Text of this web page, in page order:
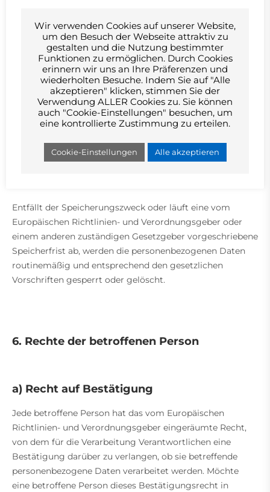
5. Routinemäßige Löschung und Sperrung
von personenbezogenen Daten
Der für die Verarbeitung Verantwortliche verarbeitet und
speichert personenbezogene Daten der betroffenen
Person nur für den Zeitraum, der zur Erreichung des
Speicherungszwecks erforderlich ist oder sofern dies
durch den Europäischen Richtlinien- und
Verordnungsgeber oder einen anderen Gesetzgeber in
Gesetzen oder Vorschriften, welchen der für die
Entfällt der Speicherungszweck oder läuft eine vom
Europäischen Richtlinien- und Verordnungsgeber oder
einem anderen zuständigen Gesetzgeber vorgeschriebene
Speicherfrist ab, werden die personenbezogenen Daten
routinemäßig und entsprechend den gesetzlichen
Vorschriften gesperrt oder gelöscht.
6. Rechte der betroffenen Person
a) Recht auf Bestätigung
Jede betroffene Person hat das vom Europäischen
Richtlinien- und Verordnungsgeber eingeräumte Recht,
von dem für die Verarbeitung Verantwortlichen eine
Bestätigung darüber zu verlangen, ob sie betreffende
personenbezogene Daten verarbeitet werden. Möchte
eine betroffene Person dieses Bestätigungsrecht in
Wir verwenden Cookies auf unserer Website,
um den Besuch der Webseite attraktiv zu
gestalten und die Nutzung bestimmter
Funktionen zu ermöglichen. Durch Cookies
erinnern wir uns an Ihre Präferenzen und
wiederholten Besuche. Indem Sie auf "Alle
akzeptieren" klicken, stimmen Sie der
Verwendung ALLER Cookies zu. Sie können
auch "Cookie-Einstellungen" besuchen, um
eine kontrollierte Zustimmung zu erteilen.
Cookie-Einstellungen Alle akzeptieren